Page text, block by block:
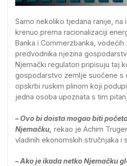
Samo nekoliko tjedana ranije, na
krenuo prema racionalizaciji
Banka i Commerzbanka,
predvodnika njezina
Njemački regulatori pripisuju taj
gospodarstvo zemlje suočene s
opskrbi ruskim plinom koji
jedna osoba upoznata s tim
– Ovo bi doista mogao biti
Njemačku, rekao je Achim
vladinih ekonomskih stručnjaka i
– Ako je ikada netko Njemačku